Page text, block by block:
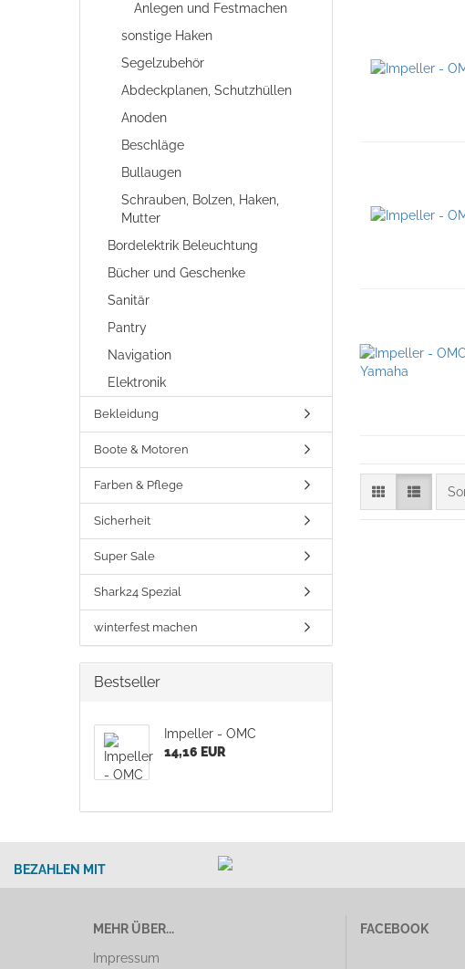
Anlegen und Festmachen
sonstige Haken
Segelzubehör
Abdeckplanen, Schutzhüllen
Anoden
Beschläge
Bullaugen
Schrauben, Bolzen, Haken,
Mutter
Bordelektrik Beleuchtung
Bücher und Geschenke
Sanitär
Pantry
Navigation
Elektronik
Bekleidung
Boote & Motoren
Farben & Pflege
Sicherheit
Super Sale
Shark24 Spezial
winterfest machen
Bestseller
Impeller - OMC
14,16 EUR
BEZAHLEN MIT
MEHR ÜBER...
Impressum
FACEBOOK